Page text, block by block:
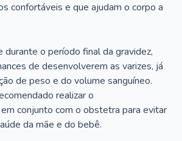
confortáveis e que ajudam o corpo a
durante o período final da gravidez,
de desenvolverem as varizes, já
de peso e do volume sanguíneo.
realizar o
conjunto com o obstetra para evitar
da mãe e do bebê.